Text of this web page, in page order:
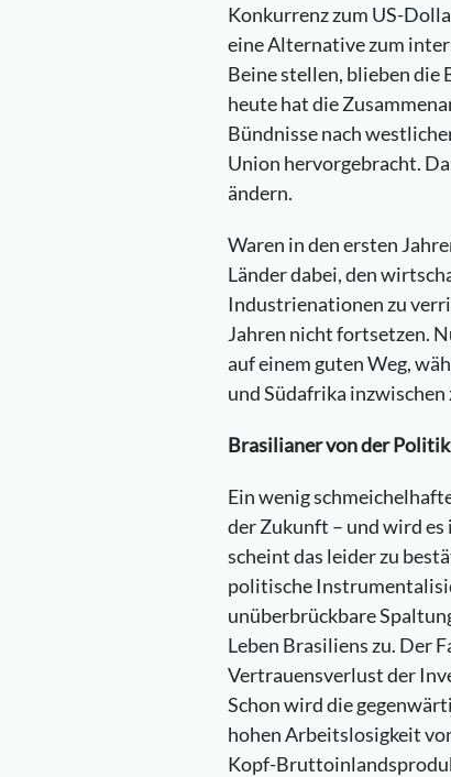
Konkurrenz zum US-
eine Alternative zum
Beine stellen, blieben die
heute hat die
Bündnisse nach
Union hervorgebracht.
ändern.
Waren in den ersten
Länder dabei, den
Industrienationen zu
Jahren nicht fortsetzen.
auf einem guten Weg,
und Südafrika
Brasilianer von der
Ein wenig
der Zukunft – und wird es
scheint das leider zu
politische
unüberbrückbare
Leben Brasiliens zu. Der
Vertrauensverlust der
Schon wird die
hohen Arbeitslosigkeit
Kopf-